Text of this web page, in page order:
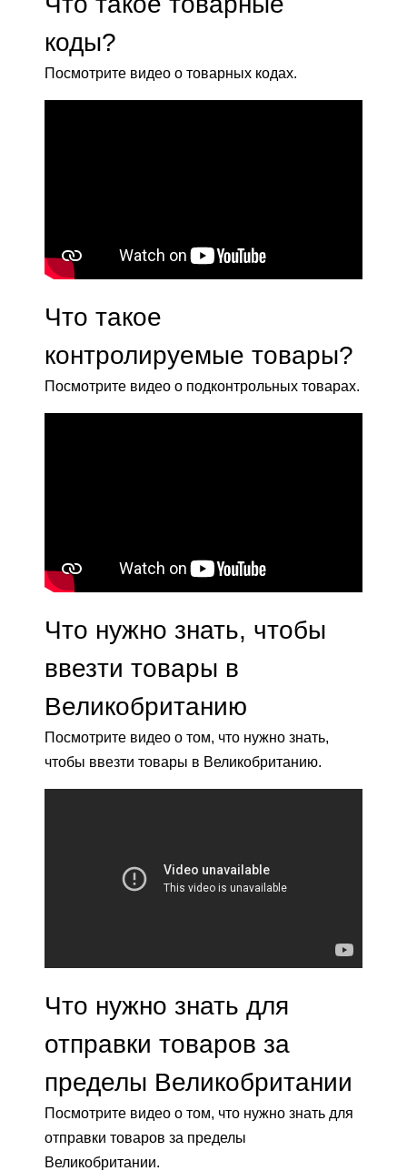
коды?
Посмотрите видео о товарных кодах.
Что такое
контролируемые товары?
Посмотрите видео о подконтрольных товарах.
Что нужно знать, чтобы
ввезти товары в
Великобританию
Посмотрите видео о том, что нужно знать,
чтобы ввезти товары в Великобританию.
Что нужно знать для
отправки товаров за
пределы Великобритании
Посмотрите видео о том, что нужно знать для
отправки товаров за пределы
Великобритании.